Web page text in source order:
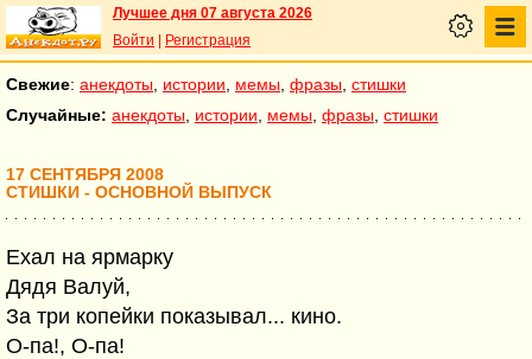
Лучшее дня 07 августа 2026
Войти
Регистрация
Свежие: анекдоты истории мемы фразы стишки
Случайные: анекдоты истории мемы фразы стишки
17 СЕНТЯБРЯ 2008
СТИШКИ - ОСНОВНОЙ ВЫПУСК
Ехал на ярмарку
Дядя Валуй,
За три копейки показывал... кино.
О-па!, О-па!